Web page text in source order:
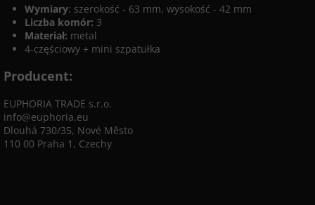
Wymiary: szerokość - 63 mm, wysokość - 42 mm
Liczba komór: 3
Materiał: metal
4-częściowy + mini szpatułka
Producent:
EUPHORIA TRADE s.r.o.
info@euphoria.eu
Dlouhá 730/35, Nové Město
110 00 Praha 1, Czechy